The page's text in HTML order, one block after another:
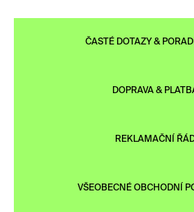
ČASTÉ DOTAZY &
DOPRAVA &
REKLAMAČNÍ
VŠEOBECNÉ OBCHODNÍ